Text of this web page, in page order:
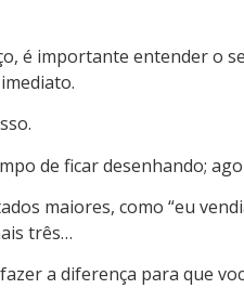
é importante entender o
de ficar desenhando;
maiores, como “eu
três…
a diferença para que